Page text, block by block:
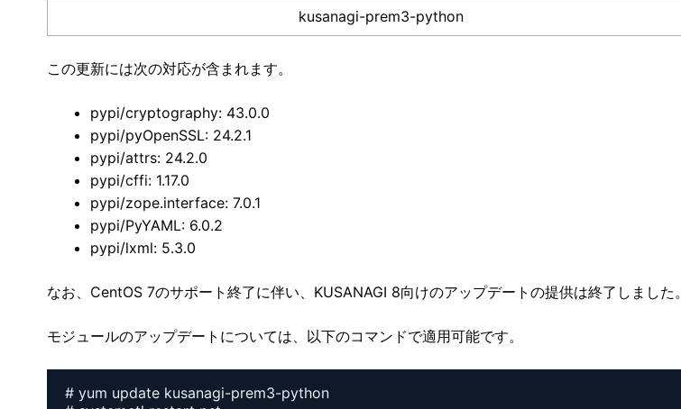
kusanagi-prem3-python
この更新には次の対応が含まれます。
pypi/cryptography: 43.0.0
pypi/pyOpenSSL: 24.2.1
pypi/attrs: 24.2.0
pypi/cffi: 1.17.0
pypi/zope.interface: 7.0.1
pypi/PyYAML: 6.0.2
pypi/lxml: 5.3.0
なお、CentOS 7のサポート終了に伴い、KUSANAGI 8向けのアップデートの提供は終了しました。
モジュールのアップデートについては、以下のコマンドで適用可能です。
# yum update kusanagi-prem3-python